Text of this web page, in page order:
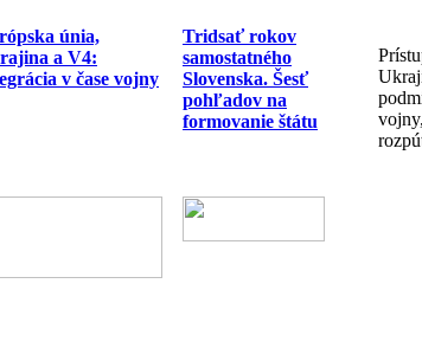
únia,
a V4:
v čase vojny
Tridsať rokov
samostatného
Slovenska. Šesť
pohľadov na
formovanie štátu